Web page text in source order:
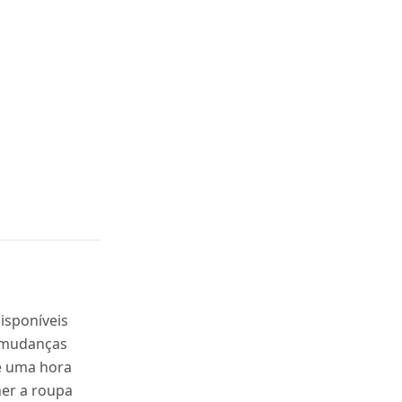
uma hora
a roupa